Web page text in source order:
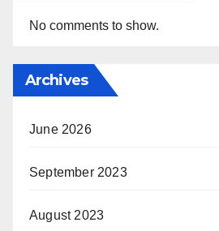
No comments to show.
Archives
June 2026
September 2023
August 2023